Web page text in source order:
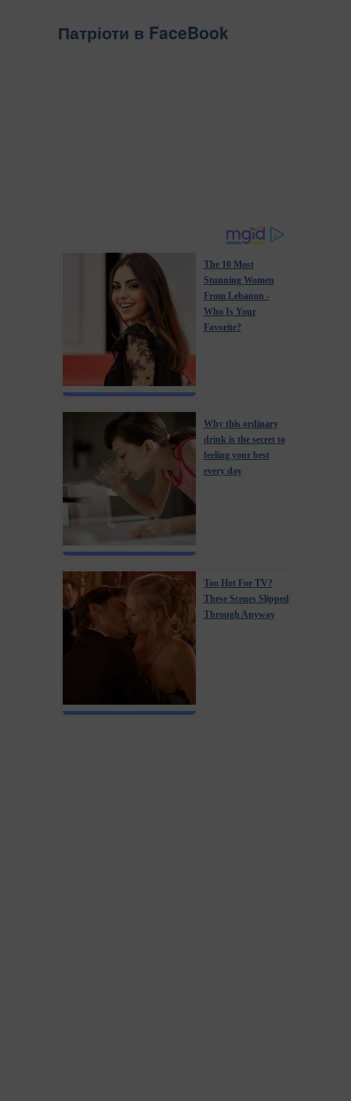
Патріоти в FaceBook
The 10 Most
Stunning Women
From Lebanon -
Who Is Your
Favorite?
Why this ordinary
drink is the secret to
feeling your best
every day
Too Hot For TV?
These Scenes Slipped
Through Anyway